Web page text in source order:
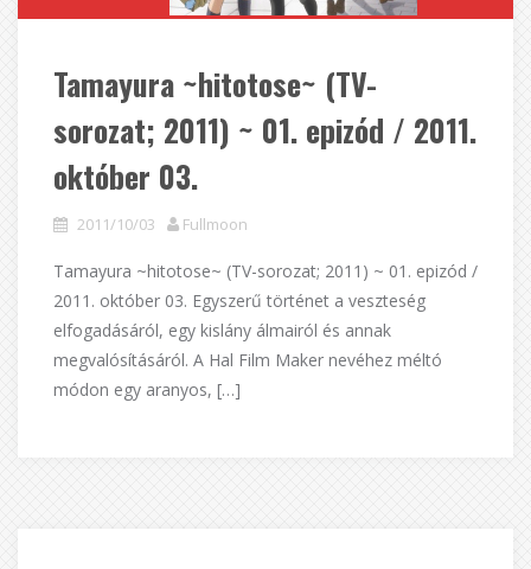
Tamayura ~hitotose~ (TV-
sorozat; 2011) ~ 01. epizód / 2011.
október 03.
2011/10/03 Fullmoon
Tamayura ~hitotose~ (TV-sorozat; 2011) ~ 01. epizód /
2011. október 03. Egyszerű történet a veszteség
elfogadásáról, egy kislány álmairól és annak
megvalósításáról. A Hal Film Maker nevéhez méltó
módon egy aranyos, […]